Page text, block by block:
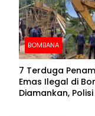
BOMBANA
7 Terduga
Emas Ilegal di
Diamankan, Polisi